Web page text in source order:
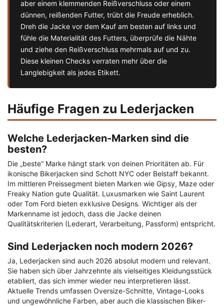
aber einem klemmenden Reißverschluss oder einem
dünnen, reißenden Futter, trübt die Freude erheblich.
Dreh die Jacke vor dem Kauf am besten auf links und
fühle die Materialität des Futters, überprüfe die Nähte
und ziehe den Reißverschluss mehrmals auf und zu.
Diese kleinen Checks verraten mehr über die
Langlebigkeit als jedes Etikett.
Häufige Fragen zu Lederjacken
Welche Lederjacken-Marken sind die
besten?
Die „beste“ Marke hängt stark von deinen Prioritäten ab. Für
ikonische Bikerjacken sind Schott NYC oder Belstaff bekannt.
Im mittleren Preissegment bieten Marken wie Gipsy, Maze oder
Freaky Nation gute Qualität. Luxusmarken wie Saint Laurent
oder Tom Ford bieten exklusive Designs. Wichtiger als der
Markenname ist jedoch, dass die Jacke deinen
Qualitätskriterien (Lederart, Verarbeitung, Passform) entspricht.
Sind Lederjacken noch modern 2026?
Ja, Lederjacken sind auch 2026 absolut modern und relevant.
Sie haben sich über Jahrzehnte als vielseitiges Kleidungsstück
etabliert, das sich immer wieder neu interpretieren lässt.
Aktuelle Trends umfassen Oversize-Schnitte, Vintage-Looks
und ungewöhnliche Farben, aber auch die klassischen Biker-